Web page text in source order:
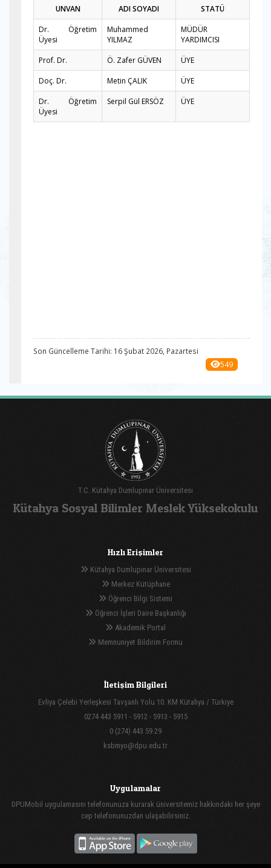
UNVAN ADI SOYADI
STATÜ
Dr. Öğretim
Üyesi
Muhammed
YILMAZ
MÜDÜR
YARDIMCISI
Prof. Dr.
Ö. Zafer GÜVEN
ÜYE
Doç. Dr.
Metin ÇALIK
ÜYE
Dr. Öğretim
Üyesi
Serpil Gül ERSÖZ ÜYE
Son Güncelleme Tarihi: 16 Şubat 2026, Pazartesi
549
T.C. Kütahya Dumlupınar Üniversitesi
Kütahya Sosyal Bilimler Meslek Yüksekokulu
Hızlı Erişimler
Kütahya Dumlupınar Üniversitesi
Merkez Kütüphane
Öğrenci Bilgi Sistemi
Öğrenci İşleri Daire Başkanlığı
Akademik Portal
Memnuniyet Bildirim Formu
İletişim Bilgileri
Evliya Çelebi Yerleşkesi Tavşanlı Yolu 10. KM Kütahya / Türkiye
0274 443 5911 - 5912 - 5913 - 5915
0 (274) 443 59 29
ksbmyo@dpu.edu.tr
Uygulamalar
DPUMobil uygulamasını telefonunuza kurarak üniversitemiz hakkındaki her şeye
cep telefonunuzdan ulaşabilirsiniz.